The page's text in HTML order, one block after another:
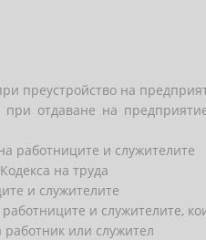
преустройство на
отдаване на
работниците и служителите
на труда
и служителите
и служителите,
или служител